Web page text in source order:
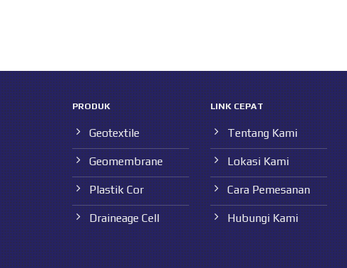
PRODUK
Geotextile
Geomembrane
Plastik Cor
Draineage Cell
LINK CEPAT
Tentang Kami
Lokasi Kami
Cara Pemesanan
Hubungi Kami